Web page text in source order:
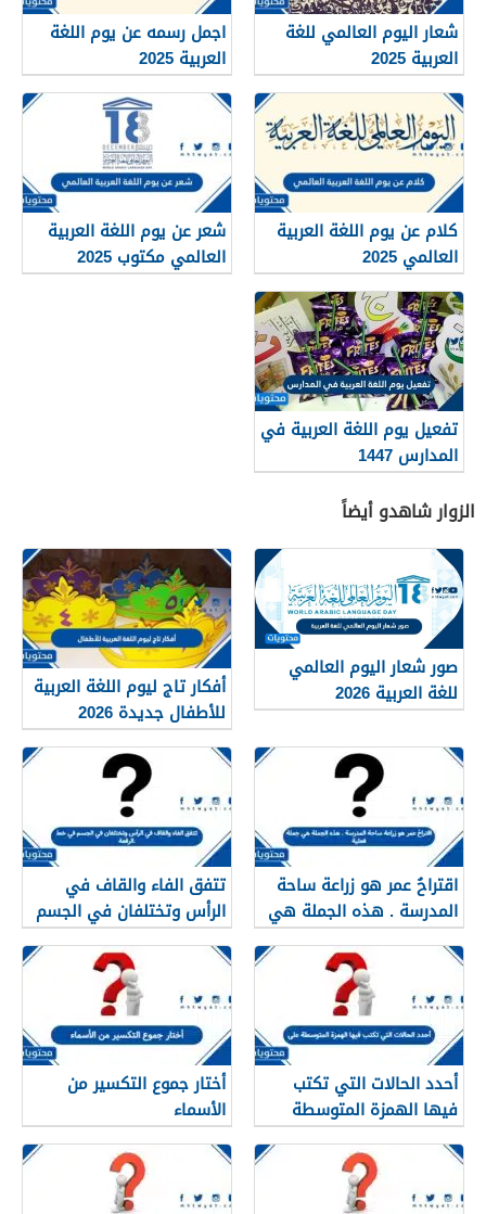
شعار اليوم العالمي للغة
العربية 2025
اجمل رسمه عن يوم اللغة
العربية 2025
كلام عن يوم اللغة العربية
العالمي 2025
شعر عن يوم اللغة العربية
العالمي مكتوب 2025
تفعيل يوم اللغة العربية في
المدارس 1447
الزوار شاهدو أيضاً
صور شعار اليوم العالمي
للغة العربية 2026
أفكار تاج ليوم اللغة العربية
للأطفال جديدة 2026
اقتراحُ عمر هو زراعة ساحة
المدرسة . هذه الجملة هي
جملة فعلية
تتفق الفاء والقاف في
الرأس وتختلفان في الجسم
في خط الرقعة.
أحدد الحالات التي تكتب
فيها الهمزة المتوسطة
على
أختار جموع التكسير من
الأسماء